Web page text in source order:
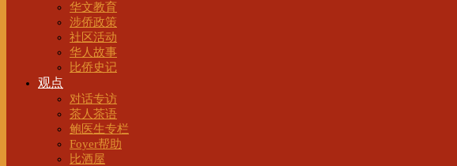
华文教育
涉侨政策
社区活动
华人故事
比侨史记
观点
对话专访
茶人茶语
鲍医生专栏
Foyer帮助
比酒屋